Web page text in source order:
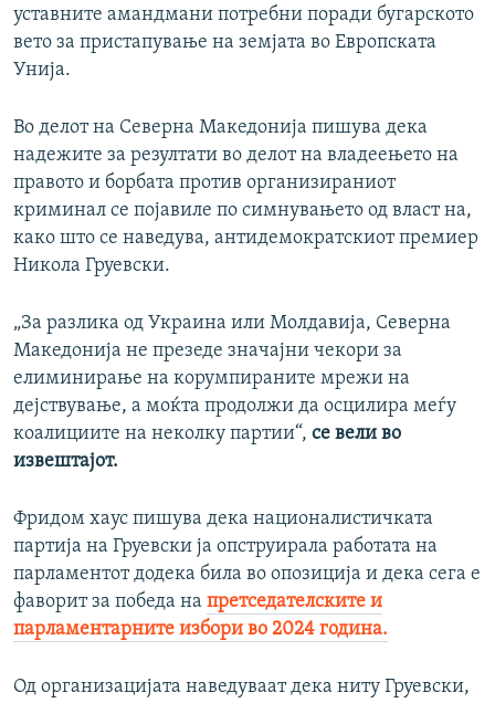
уставните амандмани потребни поради бугарското
вето за пристапување на земјата во Европската
Унија.
Во делот на Северна Македонија пишува дека
надежите за резултати во делот на владеењето на
правото и борбата против организираниот
криминал се појавиле по симнувањето од власт на,
како што се наведува, антидемократскиот премиер
Никола Груевски.
„За разлика од Украина или Молдавија, Северна
Македонија не презеде значајни чекори за
елиминирање на корумпираните мрежи на
дејствување, а моќта продолжи да осцилира меѓу
коалициите на неколку партии“, се вели во
извештајот.
Фридом хаус пишува дека националистичката
партија на Груевски ја опструирала работата на
парламентот додека била во опозиција и дека сега е
фаворит за победа на претседателските и
парламентарните избори во 2024 година.
Од организацијата наведуваат дека ниту Груевски,